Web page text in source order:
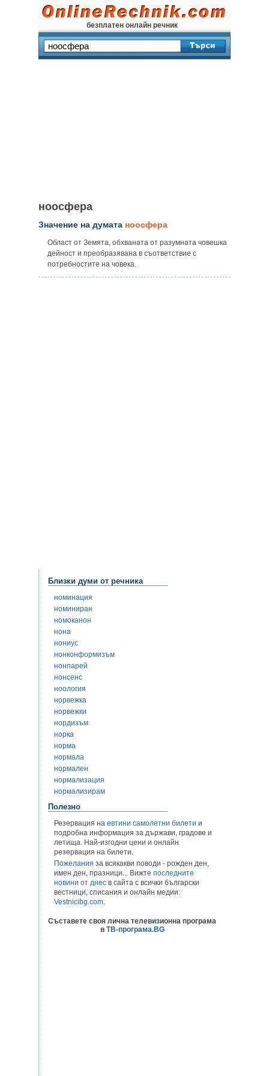
безплатен онлайн речник
ноосфера
Значение на думата ноосфера
Област от Земята, обхваната от разумната човешка
дейност и преобразявана в съответствие с
потребностите на човека.
Близки думи от речника
номинация
номиниран
номоканон
нона
нониус
нонконформизъм
нонпарей
нонсенс
ноология
норвежка
норвежки
нордизъм
норка
норма
нормала
нормален
нормализация
нормализирам
Полезно
Резервация на евтини самолетни билети и
подробна информация за държави, градове и
летища. Най-изгодни цени и онлайн
резервация на билети.
Пожелания за всякакви поводи - рожден ден,
имен ден, празници... Вижте последните
новини от днес в сайта с всички български
вестници, списания и онлайн медии:
Vestnicibg.com.
Съставете своя лична телевизионна програма
в ТВ-програма.BG